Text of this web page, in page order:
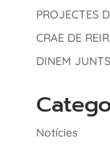
PROJECTES
CRAE DE
DINEM
Notícies